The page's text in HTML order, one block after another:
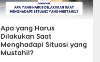
Apa yang Harus
Dilakukan Saat
Menghadapi Situasi yang
Mustahil?